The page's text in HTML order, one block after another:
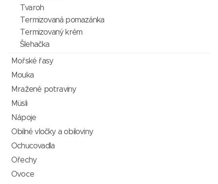
Tvaroh
Termizovaná pomazánka
Termizovaný krém
Šlehačka
Mořské řasy
Mouka
Mražené potraviny
Müsli
Nápoje
Obilné vločky a obiloviny
Ochucovadla
Ořechy
Ovoce